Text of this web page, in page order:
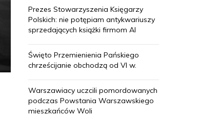
Prezes Stowarzyszenia Księgarzy
Polskich: nie potępiam antykwariuszy
sprzedających książki firmom AI
Święto Przemienienia Pańskiego
chrześcijanie obchodzą od VI w.
Warszawiacy uczcili pomordowanych
podczas Powstania Warszawskiego
mieszkańców Woli